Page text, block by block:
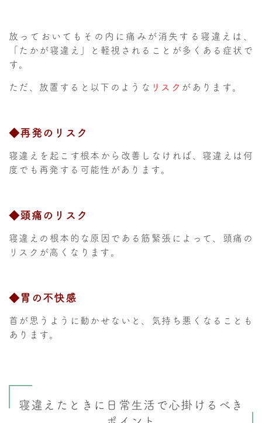
放っておいてもその内に痛みが消失する寝違えは、
「たかが寝違え」と軽視されることが多くある症状で
す。
ただ、放置すると以下のような リスク があります。
◆再発のリスク
寝違えを起こす根本から改善しなければ、寝違えは何
度でも再発する可能性があります。
◆頭痛のリスク
寝違えの根本的な原因である筋緊張によって、頭痛の
リスクが高くなります。
◆胃の不快感
首が思うように動かせないと、気持ち悪くなることも
あります。
寝違えたときに日常生活で心掛けるべき